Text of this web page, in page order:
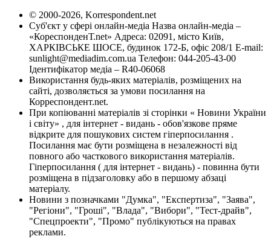
© 2000-2026, Korrespondent.net
Суб'єкт у сфері онлайн-медіа Назва онлайн-медіа –
«КореспонденТ.net» Адреса: 02091, місто Київ,
ХАРКІВСЬКЕ ШОСЕ, будинок 172-Б, офіс 208/1 E-mail:
sunlight@mediadim.com.ua Телефон: 044-205-43-00
Ідентифікатор медіа – R40-06068
Використання будь-яких матеріалів, розміщених на
сайті, дозволяється за умови посилання на
Корреспондент.net.
При копіюванні матеріалів зі сторінки « Новини України
і світу» , для інтернет - видань - обов'язкове пряме
відкрите для пошукових систем гіперпосилання .
Посилання має бути розміщена в незалежності від
повного або часткового використання матеріалів.
Гіперпосилання ( для інтернет - видань) - повинна бути
розміщена в підзаголовку або в першому абзаці
матеріалу.
Новини з позначками "Думка", "Експертиза", "Заява",
"Регіони", "Гроші", "Влада", "Вибори", "Тест-драйв",
"Спецпроекти", "Промо" публікуються на правах
реклами.